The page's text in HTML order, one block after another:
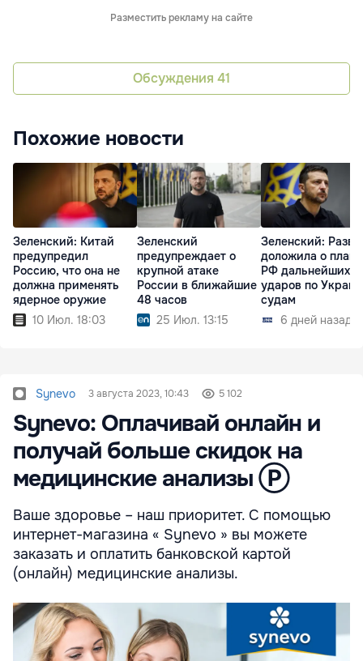
Разместить рекламу на сайте
Обсуждения 41
Похожие новости
Зеленский: Китай
предупредил
Россию, что она не
должна применять
ядерное оружие
10 Июл. 18:03
Зеленский
предупреждает о
крупной атаке
России в ближайшие
48 часов
25 Июл. 13:15
Зеленский:
доложила о
РФ дальнейших
ударов по
судам
6 дней назад
Synevo 3 августа 2023, 10:43 5 102
Synevo: Оплачивай онлайн и
получай больше скидок на
медицинские анализы Ⓟ
Ваше здоровье – наш приоритет. С помощью
интернет-магазина « Synevo » вы можете
заказать и оплатить банковской картой
(онлайн) медицинские анализы.